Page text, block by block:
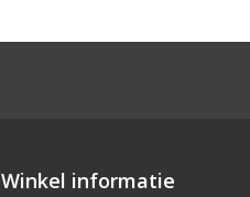
Winkel informatie